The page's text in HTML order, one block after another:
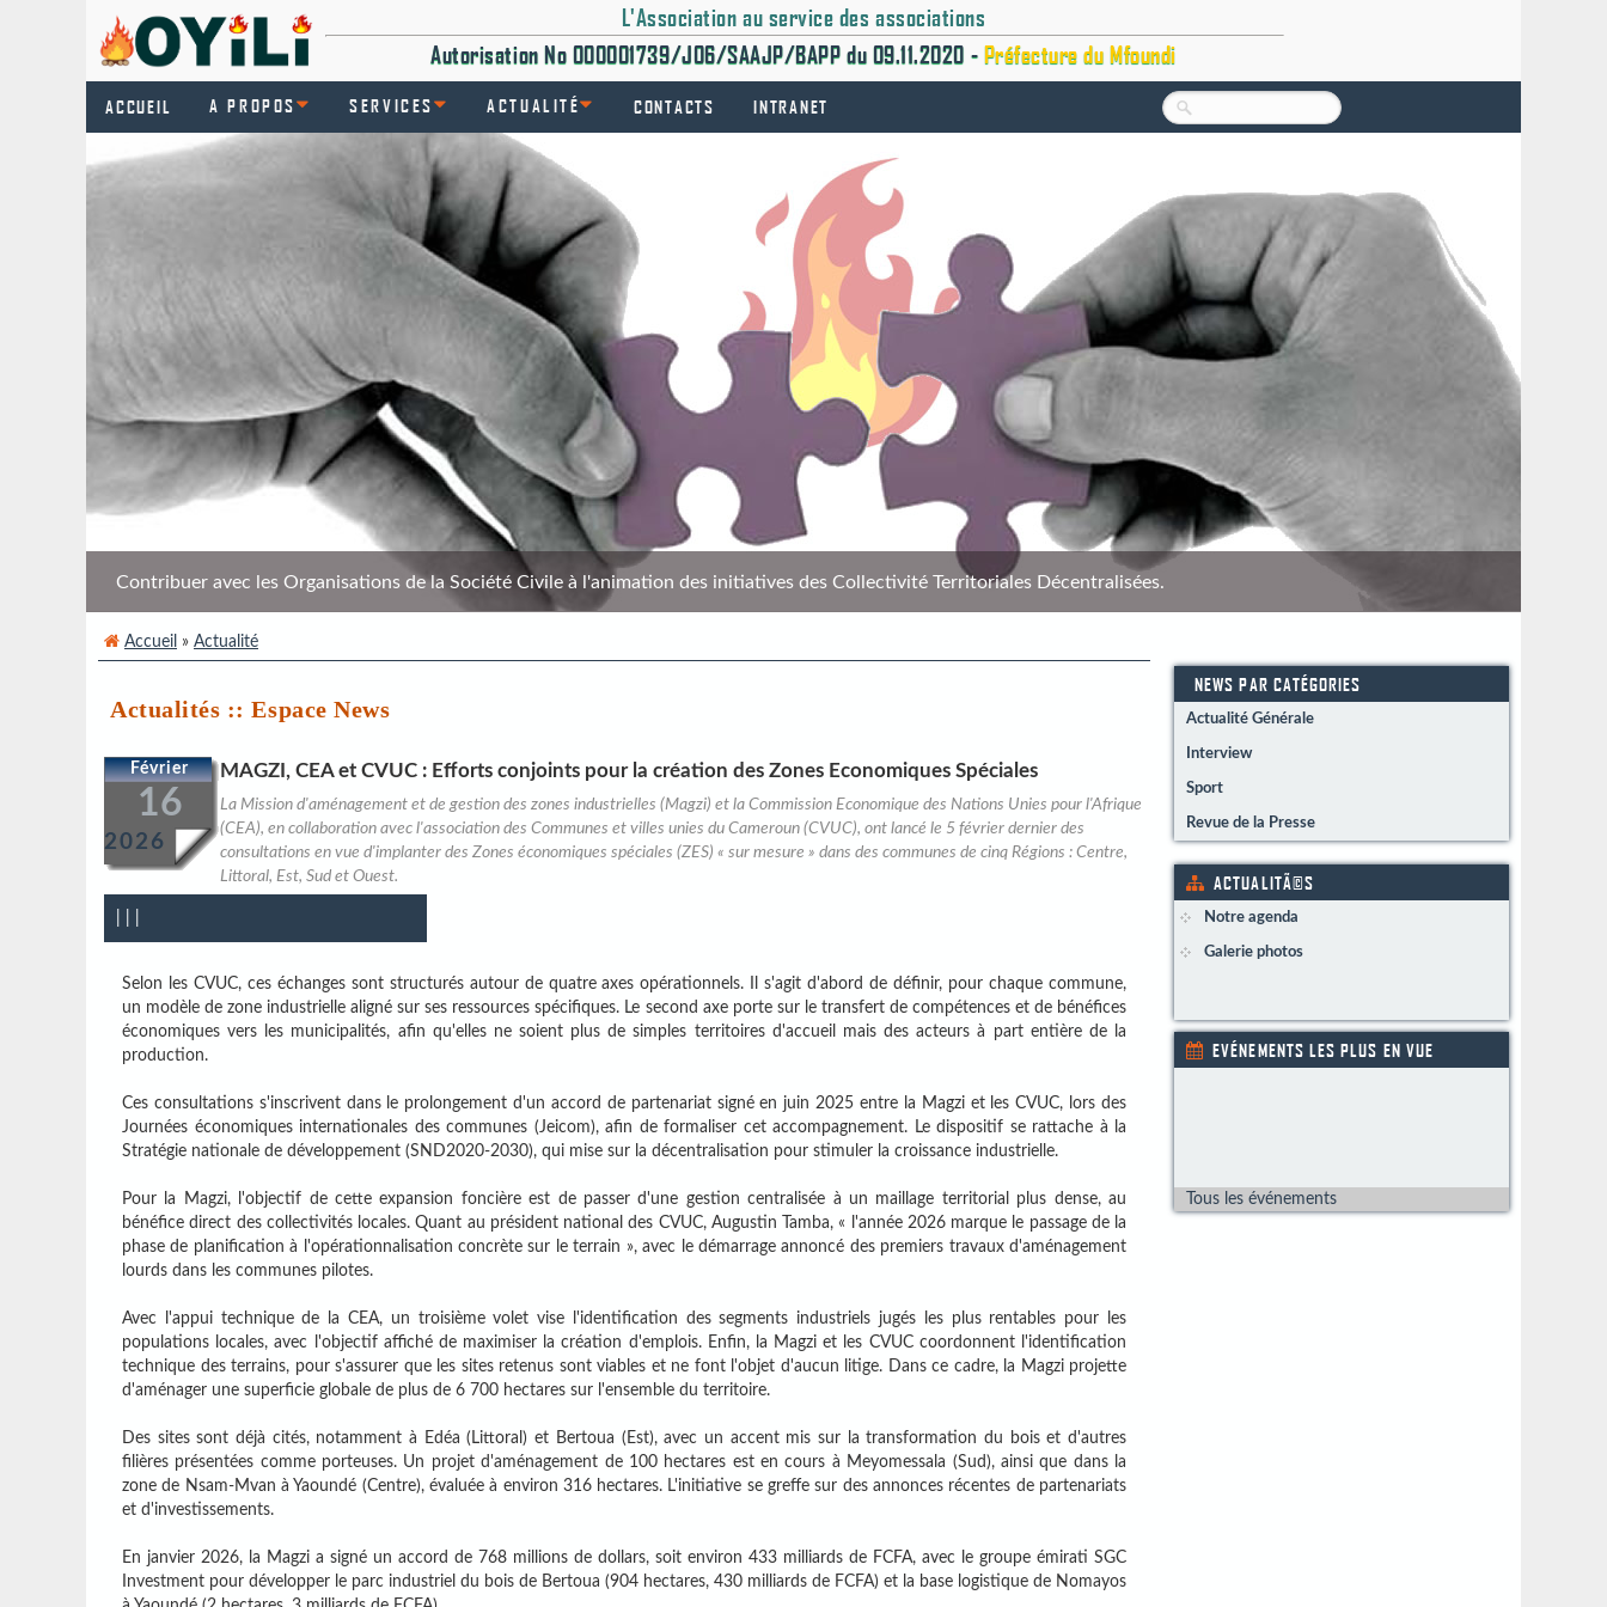
L'Association au service des associations
Autorisation No 000001739/J06/SAAJP/BAPP du 09.11.2020 - Préfecture du Mfoundi
ACCUEIL A PROPOS SERVICES ACTUALITÉ CONTACTS INTRANET
Contribuer avec les Organisations de la Société Civile à l'animation des initiatives des Collectivité Territoriales Décentralisées.
Accueil » Actualité
Actualités :: Espace News
Février
16
2026
MAGZI, CEA et CVUC : Efforts conjoints pour la création des Zones Economiques Spéciales
La Mission d'aménagement et de gestion des zones industrielles (Magzi) et la Commission Economique des Nations Unies pour l'Afrique
(CEA), en collaboration avec l'association des Communes et villes unies du Cameroun (CVUC), ont lancé le 5 février dernier des
consultations en vue d'implanter des Zones économiques spéciales (ZES) « sur mesure » dans des communes de cinq Régions : Centre,
Littoral, Est, Sud et Ouest.
Selon les CVUC, ces échanges sont structurés autour de quatre axes opérationnels. Il s'agit d'abord de définir, pour chaque commune,
un modèle de zone industrielle aligné sur ses ressources spécifiques. Le second axe porte sur le transfert de compétences et de bénéfices
économiques vers les municipalités, afin qu'elles ne soient plus de simples territoires d'accueil mais des acteurs à part entière de la
production.
Ces consultations s'inscrivent dans le prolongement d'un accord de partenariat signé en juin 2025 entre la Magzi et les CVUC, lors des
Journées économiques internationales des communes (Jeicom), afin de formaliser cet accompagnement. Le dispositif se rattache à la
Stratégie nationale de développement (SND2020-2030), qui mise sur la décentralisation pour stimuler la croissance industrielle.
Pour la Magzi, l'objectif de cette expansion foncière est de passer d'une gestion centralisée à un maillage territorial plus dense, au
bénéfice direct des collectivités locales. Quant au président national des CVUC, Augustin Tamba, « l'année 2026 marque le passage de la
phase de planification à l'opérationnalisation concrète sur le terrain », avec le démarrage annoncé des premiers travaux d'aménagement
lourds dans les communes pilotes.
Avec l'appui technique de la CEA, un troisième volet vise l'identification des segments industriels jugés les plus rentables pour les
populations locales, avec l'objectif affiché de maximiser la création d'emplois. Enfin, la Magzi et les CVUC coordonnent l'identification
technique des terrains, pour s'assurer que les sites retenus sont viables et ne font l'objet d'aucun litige. Dans ce cadre, la Magzi projette
d'aménager une superficie globale de plus de 6 700 hectares sur l'ensemble du territoire.
Des sites sont déjà cités, notamment à Edéa (Littoral) et Bertoua (Est), avec un accent mis sur la transformation du bois et d'autres
filières présentées comme porteuses. Un projet d'aménagement de 100 hectares est en cours à Meyomessala (Sud), ainsi que dans la
zone de Nsam-Mvan à Yaoundé (Centre), évaluée à environ 316 hectares. L'initiative se greffe sur des annonces récentes de partenariats
et d'investissements.
En janvier 2026, la Magzi a signé un accord de 768 millions de dollars, soit environ 433 milliards de FCFA, avec le groupe émirati SGC
Investment pour développer le parc industriel du bois de Bertoua (904 hectares, 430 milliards de FCFA) et la base logistique de Nomayos
NEWS PAR CATÉGORIES
Actualité Générale
Interview
Sport
Revue de la Presse
ACTUALITÃ©S
Notre agenda
Galerie photos
EVÉNEMENTS LES PLUS EN VUE
Tous les événements